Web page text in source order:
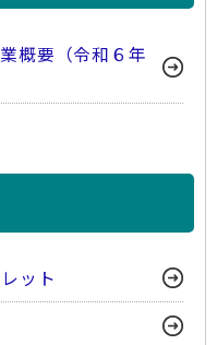
概要（令和６年
ット